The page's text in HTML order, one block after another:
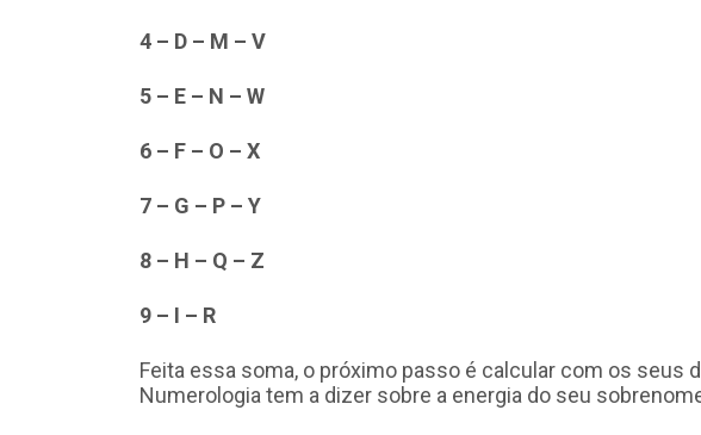
4 – D – M – V
5 – E – N – W
6 – F – O – X
7 – G – P – Y
8 – H – Q – Z
9 – I – R
Feita essa soma, o próximo passo é calcular com os seus
Numerologia tem a dizer sobre a energia do seu